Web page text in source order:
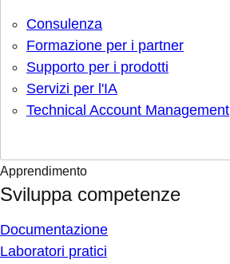
Consulenza
Formazione per i partner
Supporto per i prodotti
Servizi per l'IA
Technical Account Management
Apprendimento
Sviluppa competenze
Documentazione
Laboratori pratici